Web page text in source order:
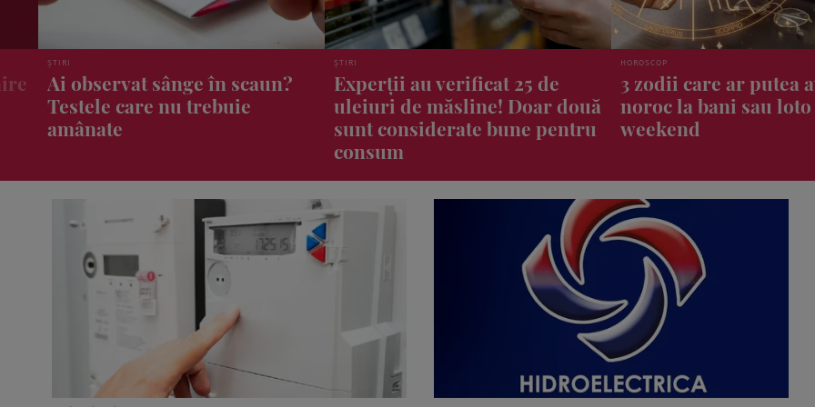
ȘTIRI
Experții au verificat 25 de
uleiuri de măsline! Doar două
sunt considerate bune pentru
HOROSCOP
3 zodii care ar putea avea
noroc la bani sau loto în acest
weekend
ȘTIRI
O mai ai prin casă?
valoare are în 2026
bancnotă de 2.000 de